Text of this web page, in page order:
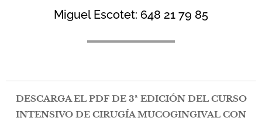
Miguel Escotet: 648 21 79 85
DESCARGA EL PDF DE 3ª EDICIÓN DEL CURSO
INTENSIVO DE CIRUGÍA MUCOGINGIVAL CON